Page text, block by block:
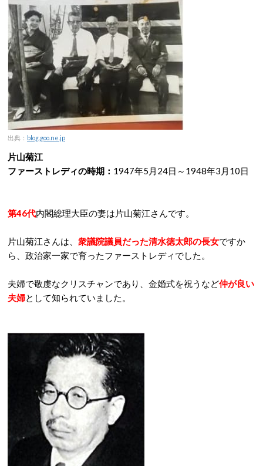
出典： blog.goo.ne.jp
片山菊江
ファーストレディの時期： 1947年5月24日～1948年3月10日
第46代内閣総理大臣の妻は片山菊江さんです。
片山菊江さんは、 衆議院議員だった清水徳太郎の長女ですか
ら、政治家一家で育ったファーストレディでした。
夫婦で敬虔なクリスチャンであり、金婚式を祝うなど仲が良い
夫婦として知られていました。